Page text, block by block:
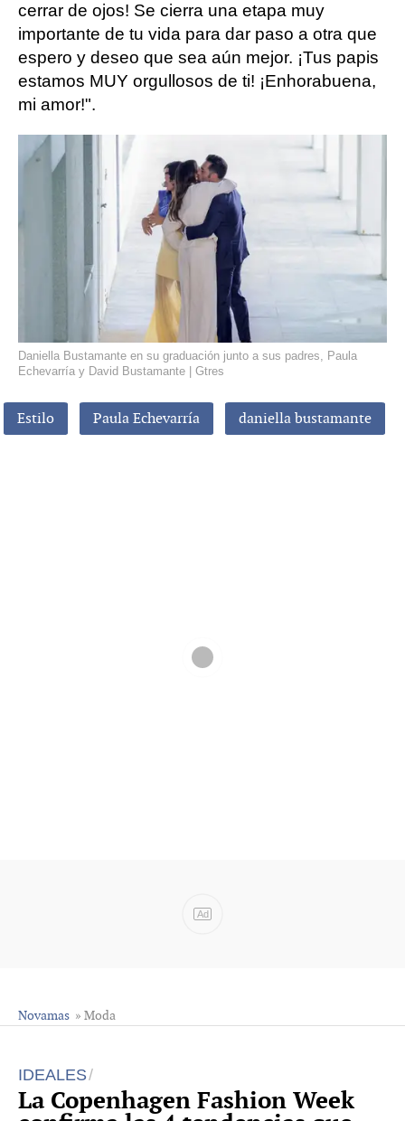
cerrar de ojos! Se cierra una etapa muy
importante de tu vida para dar paso a otra que
espero y deseo que sea aún mejor. ¡Tus papis
estamos MUY orgullosos de ti! ¡Enhorabuena,
mi amor!".
Daniella Bustamante en su graduación junto a sus padres, Paula
Echevarría y David Bustamante | Gtres
Estilo Paula Echevarría daniella bustamante
Ad
Novamas » Moda